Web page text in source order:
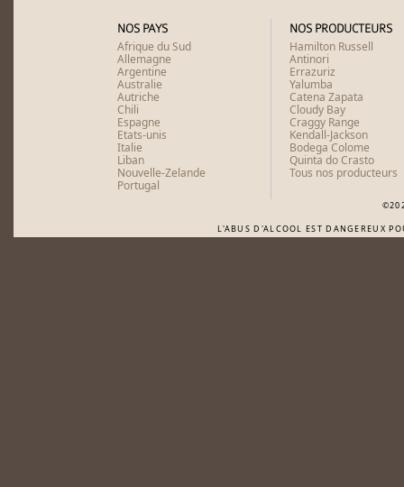
NOS PAYS
Afrique du Sud
Allemagne
Argentine
Australie
Autriche
Chili
Espagne
Etats-unis
Italie
Liban
Nouvelle-Zelande
Portugal
NOS PRODUCTEURS
Hamilton Russell
Antinori
Errazuriz
Yalumba
Catena Zapata
Cloudy Bay
Craggy Range
Kendall-Jackson
Bodega Colome
Quinta do Crasto
Tous nos producteurs
L'ABUS D'ALCOOL EST DANGEREUX